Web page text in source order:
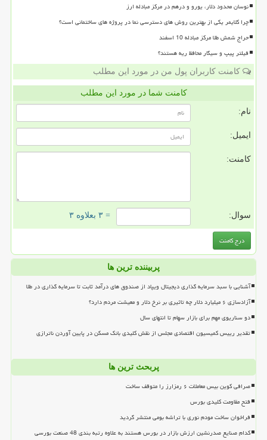
نوسان محدود دلار، یورو و درهم در مرکز مبادله ارز
چرا کلایمر یکی از بهترین روش های دسترسی نما در پروژه های ساختمانی است؟
حراج شمش طلا مرکز مبادله 10 اسفند
فیلتر پیپ و سیگار محافظ ریه هستند؟
کامنت کاربران پول من در مورد این مطلب
کامنت شما در مورد این مطلب
نام:
ایمیل:
کامنت:
سوال: = ۳ بعلاوه ۳
پربیننده ترین ها
آشنایی با سبد سرمایه گذاری دیجیتال ویپاد از صندوق های درآمد ثابت تا سرمایه گذاری در طلا
آزادسازی ۶ میلیارد دلار چه تاثیری بر نرخ دلار و معیشت مردم دارد؟
دو سناریوی مهم برای بازار سهام تا انتهای سال
تقدیر رییس کمیسیون اقتصادی مجلس از نقش کلیدی بانک مسکن در پایین آوردن ناترازی
پربحث ترین ها
صرافی کوین بیس معاملات ۶ رمزارز را متوقف ساخت
فتح مقاومت کلیدی بورس
فراخوان ساخت مودم نوری با تراشه بومی منتشر گردید
کدام صنایع صدرنشین ارزش بازار در بورس هستند به علاوه رتبه بندی 48 صنعت بورسی